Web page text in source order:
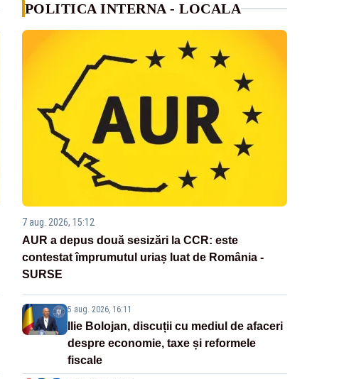
POLITICA INTERNA - LOCALA
7 aug. 2026, 15:12
AUR a depus două sesizări la CCR: este
contestat împrumutul uriaș luat de România -
SURSE
5 aug. 2026, 16:11
Ilie Bolojan, discuții cu mediul de afaceri
despre economie, taxe și reformele
fiscale